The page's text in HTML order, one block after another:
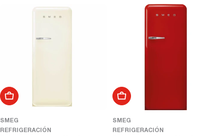
Añadir al carrito
SMEG
REFRIGERACIÓN
Añadir al carrito
SMEG
REFRIGERACIÓN